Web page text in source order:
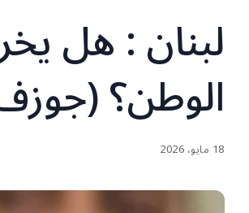
لبنان : هل
الوطن؟
18 مايو، 2026